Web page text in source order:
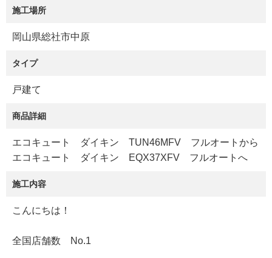
施工場所
岡山県総社市中原
タイプ
戸建て
商品詳細
エコキュート ダイキン TUN46MFV フルオートから
エコキュート ダイキン EQX37XFV フルオートへ
施工内容
こんにちは！
全国店舗数 No.1